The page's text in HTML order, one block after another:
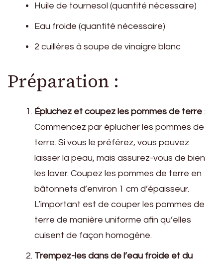
Huile de tournesol (quantité nécessaire)
Eau froide (quantité nécessaire)
2 cuillères à soupe de vinaigre blanc
Préparation :
Épluchez et coupez les pommes de terre :
Commencez par éplucher les pommes de
terre. Si vous le préférez, vous pouvez
laisser la peau, mais assurez-vous de bien
les laver. Coupez les pommes de terre en
bâtonnets d’environ 1 cm d’épaisseur.
L’important est de couper les pommes de
terre de manière uniforme afin qu’elles
cuisent de façon homogène.
Trempez-les dans de l’eau froide et du